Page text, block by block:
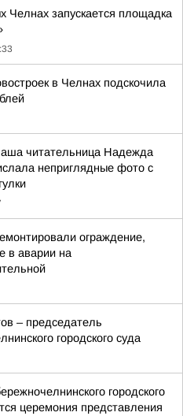
Челнах запускается площадка
в Челнах подскочила
читательница Надежда
неприглядные фото с
ограждение,
в аварии на
– председатель
городского суда
городского
церемония представления